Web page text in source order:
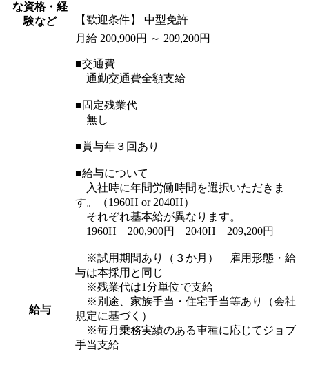
な資格・経
験など
【歓迎条件】 中型免許
給与
月給 200,900円 ～ 209,200円
■交通費
通勤交通費全額支給
■固定残業代
無し
■賞与年３回あり
■給与について
入社時に年間労働時間を選択いただきま
す。（1960H or 2040H）
それぞれ基本給が異なります。
1960H 200,900円 2040H 209,200円
※試用期間あり（３か月） 雇用形態・給
与は本採用と同じ
※残業代は1分単位で支給
※別途、家族手当・住宅手当等あり（会社
規定に基づく）
※毎月乗務実績のある車種に応じてジョブ
手当支給